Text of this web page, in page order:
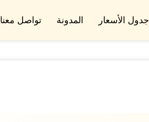
جدول الأسعار المدونة تواصل معنا